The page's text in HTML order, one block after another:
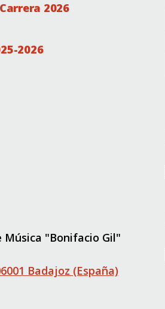
2026
2026
"Bonifacio Gil"
Badajoz (España)